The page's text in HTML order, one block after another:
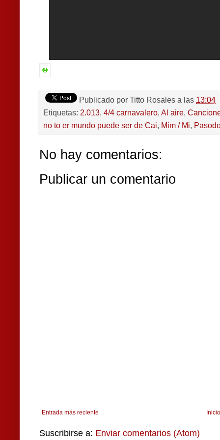
Publicado por Titto Rosales a las 13:04
Etiquetas: 2.013, 4/4 carnavalero, Al aire,
no to er mundo puede ser de Cai, Mim / Mi,
No hay comentarios:
Publicar un comentario
Entrada más reciente Inicio
Suscribirse a: Enviar comentarios (Atom)